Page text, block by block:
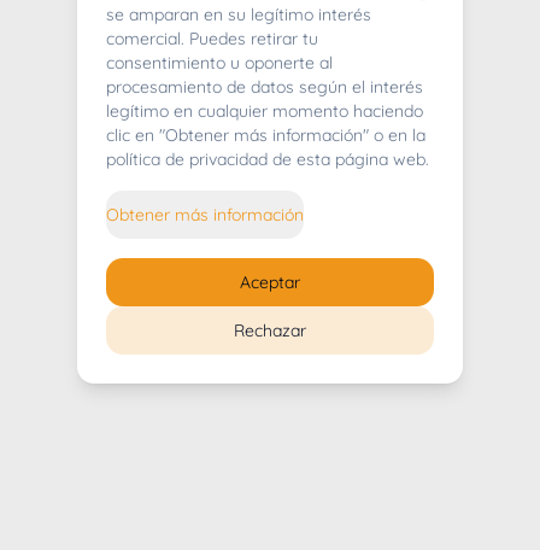
404
Whoops! Lo sentimos mucho.
se amparan en su legítimo interés
comercial. Puedes retirar tu
consentimiento u oponerte al
procesamiento de datos según el interés
legítimo en cualquier momento haciendo
clic en "Obtener más información" o en la
política de privacidad de esta página web.
Obtener más información
Rechazar
Aceptar